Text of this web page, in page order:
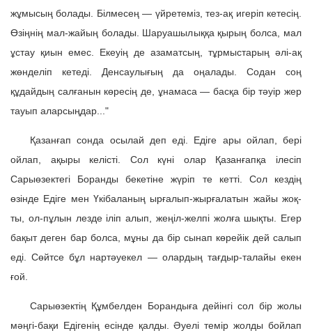
жұмысың болады. Білмесең — үйретеміз, тез-ақ игеріп кетесің.
Өзіңнің мал-жайың болады. Шаруашылыққа қырың болса, мал
ұстау қиын емес. Екеуің де азаматсың, тұрмыстарың әлі-ақ
жөнделіп кетеді. Денсаулығың да оңалады. Содан соң
құдайдың салғанын көресің де, ұнамаса — басқа бір тәуір жер
тауып аларсыңдар..."
Қазанғап сонда осылай деп еді. Едіге ары ойлап, бері
ойлап, ақыры келісті. Сол күні олар Қазанғапқа ілесіп
Сарыөзектегі Боранды бекетіне жүріп те кетті. Сол кездің
өзінде Едіге мен Үкібаланың ырғалып-жырғалатын жайы жоқ-
ты, ол-пұлын лезде іліп алып, жеңіл-желпі жолға шықты. Егер
бақыт деген бар болса, мұны да бір сынап көрейік дей салып
еді. Сөйтсе бұл нартәуекел — олардың тағдыр-талайы екен
ғой.
Сарыөзектің Құмбелден Борандыға дейінгі сол бір жолы
мәңгі-бақи Едігенің есінде қалды. Әуелі темір жолды бойлап